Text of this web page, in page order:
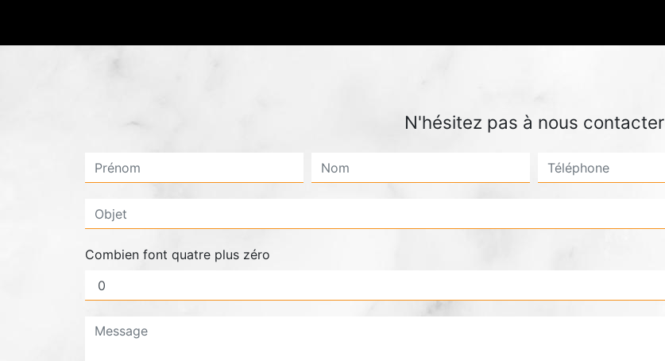
N'hésitez pas à nous contacter
Combien font quatre plus zéro